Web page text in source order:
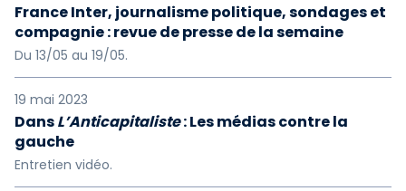
France Inter, journalisme politique, sondages et
compagnie : revue de presse de la semaine
Du 13/05 au 19/05.
19 mai 2023
DansL’Anticapitaliste: Les médias contre la
gauche
Entretien vidéo.